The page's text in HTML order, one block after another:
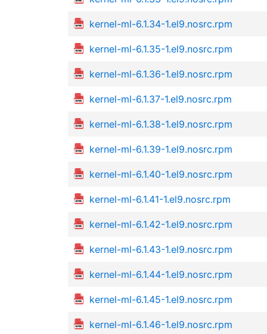
kernel-ml-6.1.34-1.el9.nosrc.rpm
kernel-ml-6.1.35-1.el9.nosrc.rpm
kernel-ml-6.1.36-1.el9.nosrc.rpm
kernel-ml-6.1.37-1.el9.nosrc.rpm
kernel-ml-6.1.38-1.el9.nosrc.rpm
kernel-ml-6.1.39-1.el9.nosrc.rpm
kernel-ml-6.1.40-1.el9.nosrc.rpm
kernel-ml-6.1.41-1.el9.nosrc.rpm
kernel-ml-6.1.42-1.el9.nosrc.rpm
kernel-ml-6.1.43-1.el9.nosrc.rpm
kernel-ml-6.1.44-1.el9.nosrc.rpm
kernel-ml-6.1.45-1.el9.nosrc.rpm
kernel-ml-6.1.46-1.el9.nosrc.rpm